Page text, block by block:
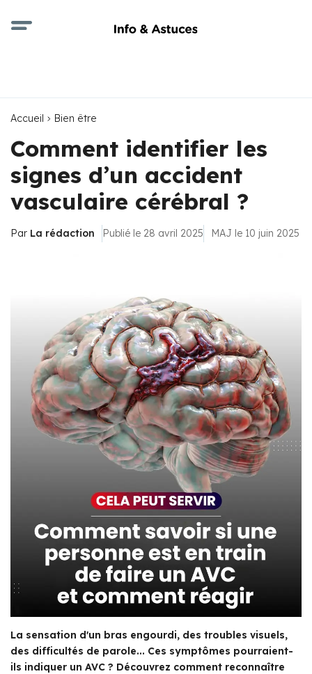
Accueil Bien être
Comment identifier les
signes d’un accident
vasculaire cérébral ?
Par La rédaction Publié le 28 avril 2025 MAJ le 10 juin 2025
La sensation d'un bras engourdi, des troubles visuels,
des difficultés de parole... Ces symptômes pourraient-
ils indiquer un AVC ? Découvrez comment reconnaître